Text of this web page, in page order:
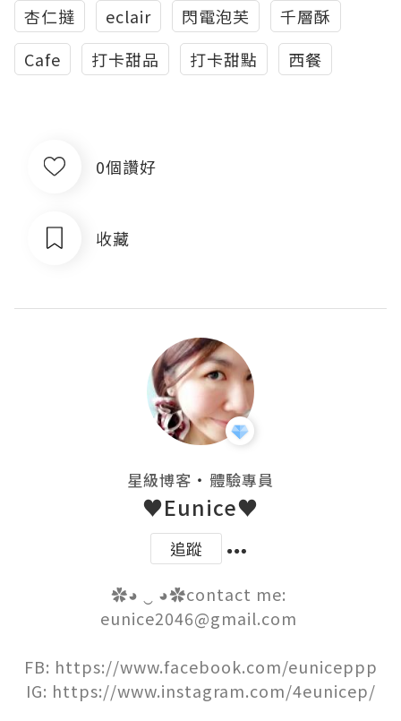
杏仁撻
eclair 閃電泡芙
千層酥
Cafe
打卡甜品 打卡甜點 西餐
0個讚好
收藏
星級博客 ・ 體驗專員
♥Eunice♥
追蹤
✿◕ ‿ ◕✿contact me:
eunice2046@gmail.com
FB: https://www.facebook.com/euniceppp
IG: https://www.instagram.com/4eunicep/